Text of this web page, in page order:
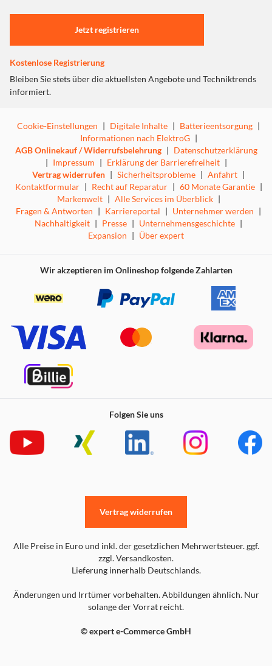
Einstellungen anpassen
Jetzt registrieren
Kostenlose Registrierung
Bleiben Sie stets über die aktuellsten Angebote und Techniktrends
informiert.
Cookie-Einstellungen | Digitale Inhalte | Batterieentsorgung |
Informationen nach ElektroG |
AGB Onlinekauf / Widerrufsbelehrung | Datenschutzerklärung
| Impressum | Erklärung der Barrierefreiheit |
Vertrag widerrufen | Sicherheitsprobleme | Anfahrt |
Kontaktformular | Recht auf Reparatur | 60 Monate Garantie |
Markenwelt | Alle Services im Überblick |
Fragen & Antworten | Karriereportal | Unternehmer werden |
Nachhaltigkeit | Presse | Unternehmensgeschichte |
Expansion | Über expert
Wir akzeptieren im Onlineshop folgende Zahlarten
Folgen Sie uns
Alle Preise in Euro und inkl. der gesetzlichen Mehrwertsteuer. ggf.
zzgl. Versandkosten.
Lieferung innerhalb Deutschlands.
Änderungen und Irrtümer vorbehalten. Abbildungen ähnlich. Nur
solange der Vorrat reicht.
© expert e-Commerce GmbH
Vertrag widerrufen